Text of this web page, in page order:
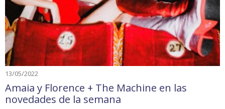
13/05/2022
Amaia y Florence + The Machine en las
novedades de la semana